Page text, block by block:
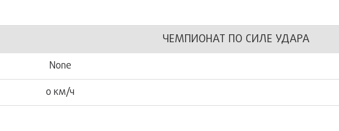
ЧЕМПИОНАТ ПО СИЛЕ УДАРА
None
0 км/ч